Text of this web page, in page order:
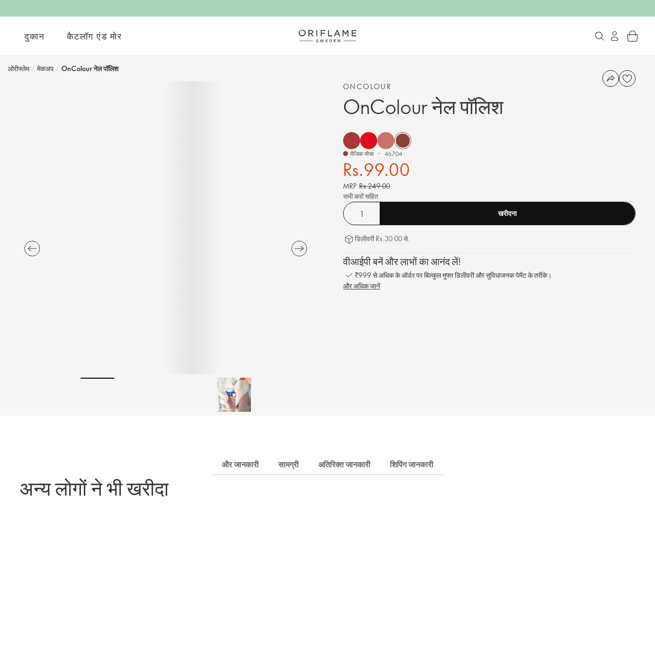
दुकान कैटलॉग एंड मोर
ओरीफ्लेम / मेकअप / OnColour नेल पॉलिश
ONCOLOUR
OnColour नेल पॉलिश
मैजिक मोचा 46704
Rs.99.00
MRP Rs.249.00
सभी करों सहित
खरीदना
डिलीवरी Rs.30.00 से.
वीआईपी बनें और लाभों का आनंद लें!
₹999 से अधिक के ऑर्डर पर बिल्कुल मुफ्त डिलीवरी और सुविधाजनक पेमेंट के तरीके।
और अधिक जानें
और जानकारी सामग्री अतिरिक्त जानकारी शिपिंग जानकारी
अन्य लोगों ने भी खरीदा